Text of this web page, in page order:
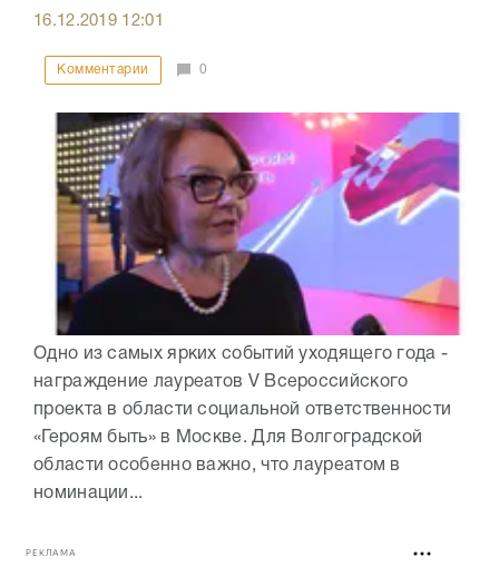
16.12.2019 12:01
Комментарии 0
Одно из самых ярких событий уходящего года -
награждение лауреатов V Всероссийского
проекта в области социальной ответственности
«Героям быть» в Москве. Для Волгоградской
области особенно важно, что лауреатом в
номинации...
РЕКЛАМА